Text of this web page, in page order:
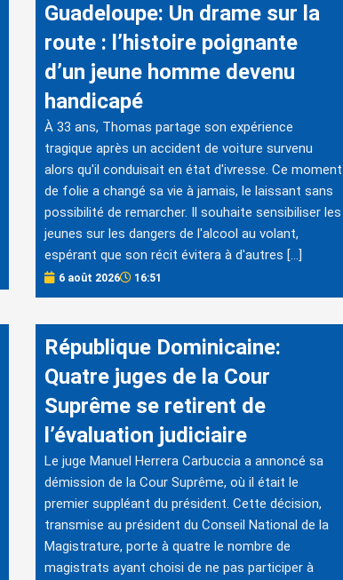
Guadeloupe: Un drame sur la
route : l’histoire poignante
d’un jeune homme devenu
handicapé
À 33 ans, Thomas partage son expérience
tragique après un accident de voiture survenu
alors qu'il conduisait en état d'ivresse. Ce moment
de folie a changé sa vie à jamais, le laissant sans
possibilité de remarcher. Il souhaite sensibiliser les
jeunes sur les dangers de l'alcool au volant,
espérant que son récit évitera à d'autres […]
6 août 2026 16:51
République Dominicaine:
Quatre juges de la Cour
Suprême se retirent de
l’évaluation judiciaire
Le juge Manuel Herrera Carbuccia a annoncé sa
démission de la Cour Suprême, où il était le
premier suppléant du président. Cette décision,
transmise au président du Conseil National de la
Magistrature, porte à quatre le nombre de
magistrats ayant choisi de ne pas participer à